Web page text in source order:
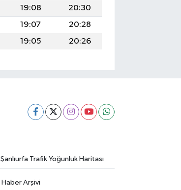
19:08
20:30
19:07
20:28
19:05 20:26
Şanlıurfa Trafik Yoğunluk Haritası
Haber Arşivi